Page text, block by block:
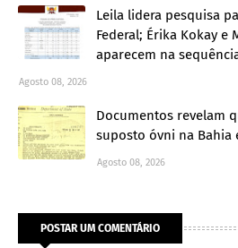
Leila lidera pesquisa
Federal; Érika Kokay e
aparecem na
Agosto 08, 2026
Documentos revelam
suposto óvni na Bahia
Agosto 08, 2026
POSTAR UM COMENTÁRIO